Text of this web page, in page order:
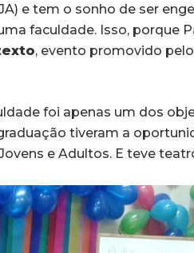
e tem o sonho de ser
faculdade. Isso, porque
, evento promovido
foi apenas um dos
tiveram a
e Adultos. E teve